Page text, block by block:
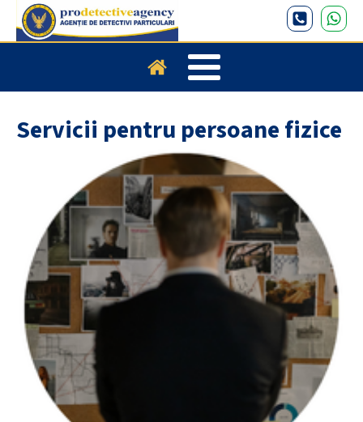
Servicii pentru persoane fizice